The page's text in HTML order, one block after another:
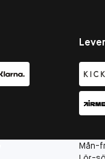
Mån-